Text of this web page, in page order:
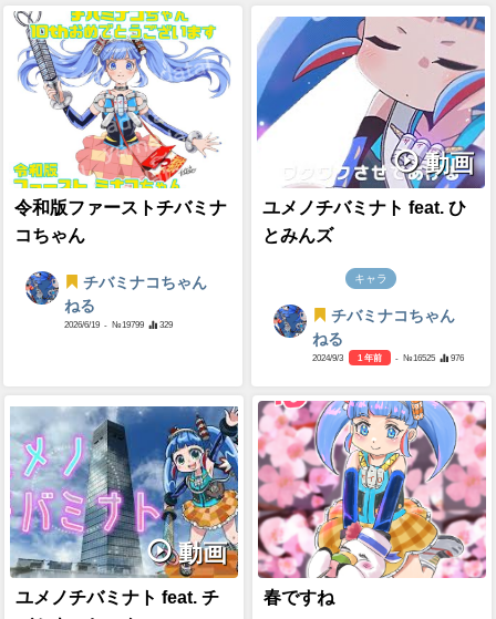
令和版ファーストチバミナ
コちゃん
チバミナコちゃん
ねる
2026/6/19 - №19799 329
動画
ユメノチバミナト feat. ひ
とみんズ
キャラ
チバミナコちゃん
ねる
2024/9/3 1 年前 - №16525 976
動画
ユメノチバミナト feat. チ
春ですね